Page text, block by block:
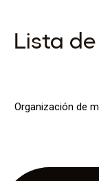
Lista
Organización de